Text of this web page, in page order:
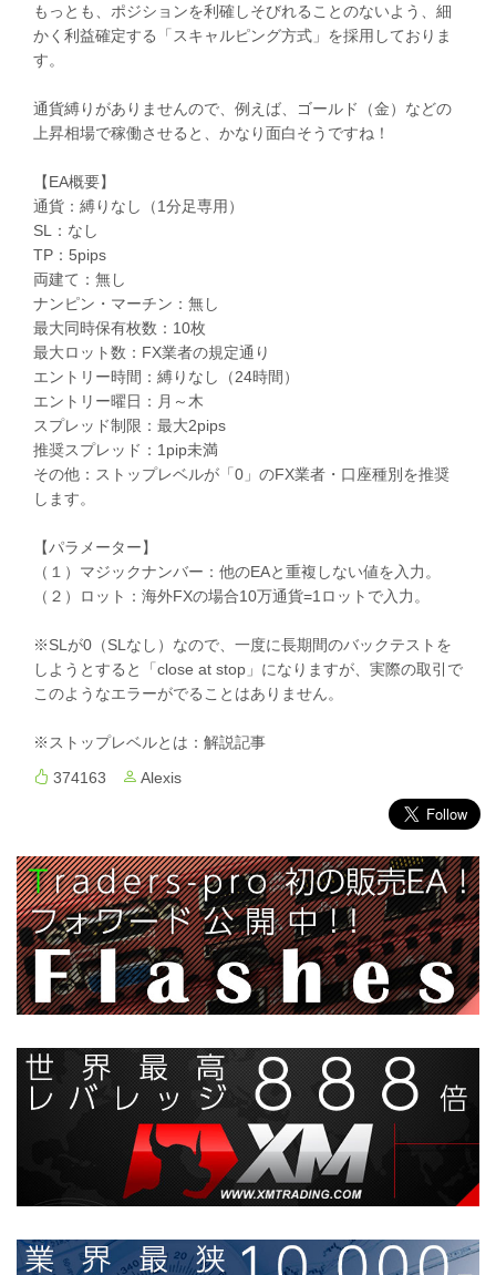
もっとも、ポジションを利確しそびれることのないよう、細
かく利益確定する「スキャルピング方式」を採用しておりま
す。
通貨縛りがありませんので、例えば、ゴールド（金）などの
上昇相場で稼働させると、かなり面白そうですね！
【EA概要】
通貨：縛りなし（1分足専用）
SL：なし
TP：5pips
両建て：無し
ナンピン・マーチン：無し
最大同時保有枚数：10枚
最大ロット数：FX業者の規定通り
エントリー時間：縛りなし（24時間）
エントリー曜日：月～木
スプレッド制限：最大2pips
推奨スプレッド：1pip未満
その他：ストップレベルが「0」のFX業者・口座種別を推奨
します。
【パラメーター】
（１）マジックナンバー：他のEAと重複しない値を入力。
（２）ロット：海外FXの場合10万通貨=1ロットで入力。
※SLが0（SLなし）なので、一度に長期間のバックテストを
しようとすると「close at stop」になりますが、実際の取引で
このようなエラーがでることはありません。
※ストップレベルとは：解説記事
374163
Alexis